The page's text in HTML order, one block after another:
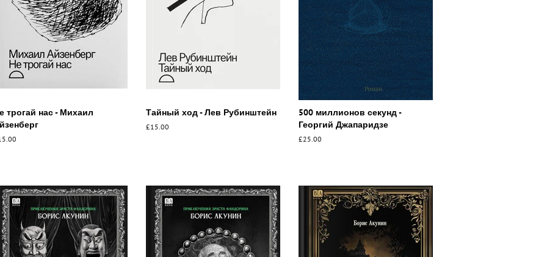
трогай нас - Михаил
Тайный ход - Лев Рубинштейн
Обычная
£15.00
500 миллионов секунд -
Георгий Джапаридзе
Обычная
£25.00